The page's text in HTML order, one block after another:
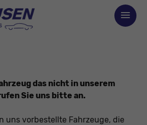
das nicht in unserem
Sie uns bitte an.
uns vorbestellte Fahrzeuge, die